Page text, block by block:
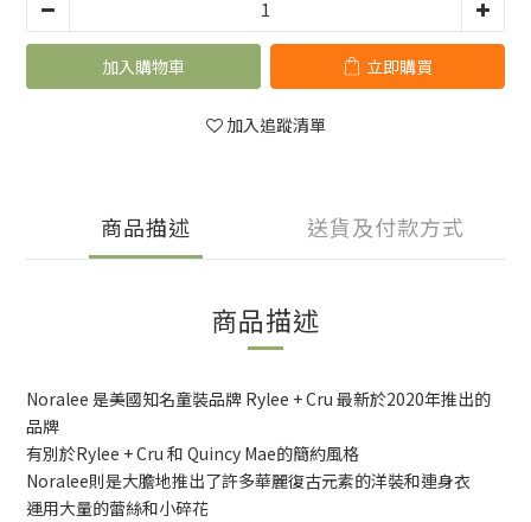
加入購物車 立即購買
加入追蹤清單
商品描述 送貨及付款方式
商品描述
Noralee 是美國知名童裝品牌 Rylee + Cru 最新於2020年推出的
品牌
有別於Rylee + Cru 和 Quincy Mae的簡約風格
Noralee則是大膽地推出了許多華麗復古元素的洋裝和連身衣
運用大量的蕾絲和小碎花